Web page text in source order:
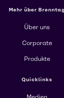
Mehr über Brenntag
Über uns
Corporate
Produkte
Quicklinks